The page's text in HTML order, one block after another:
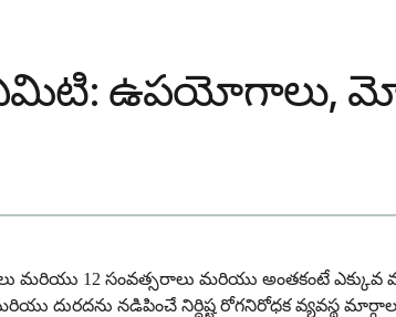
ఉపయోగాలు,
మరియు 12 సంవత్సరాలు మరియు అంతకంటే
నడిపించే నిర్దిష్ట రోగనిరోధక వ్యవస్థ